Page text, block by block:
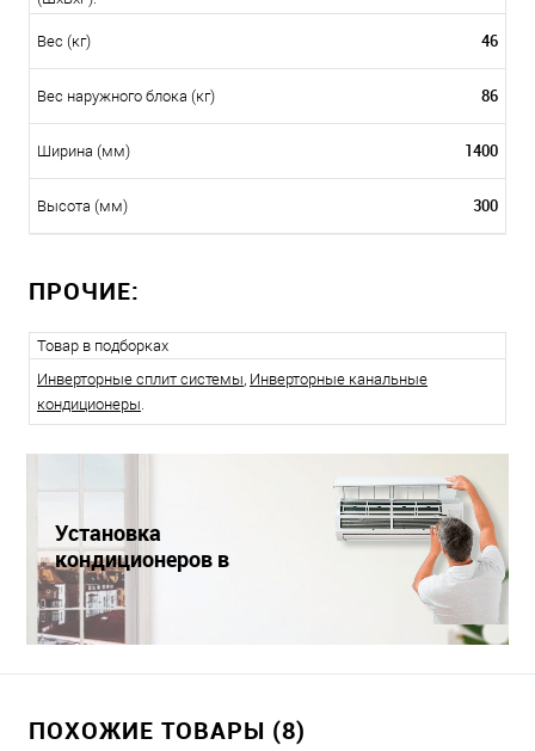
Вес (кг) 46
Вес наружного блока (кг) 86
Ширина (мм) 1400
Высота (мм) 300
ПРОЧИЕ:
Товар в подборках
Инверторные сплит системы, Инверторные канальные
кондиционеры.
Установка
кондиционеров в
Краснодаре
ПОХОЖИЕ ТОВАРЫ (8)